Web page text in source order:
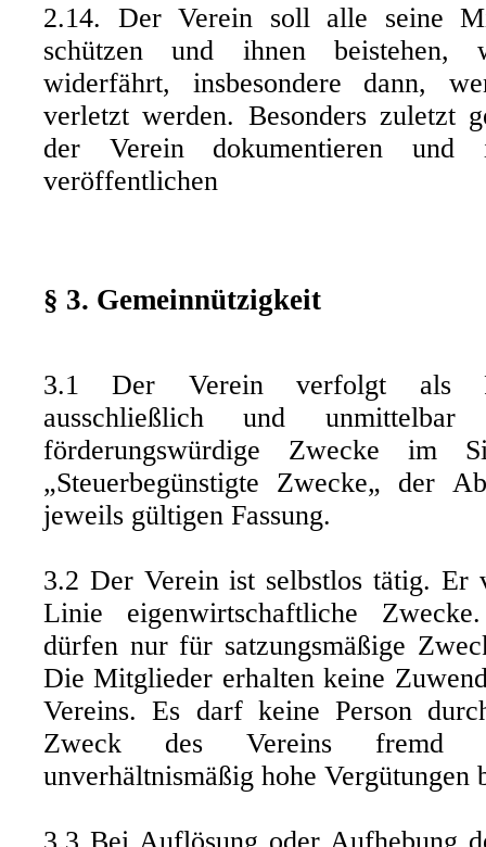
2.14. Der Verein soll alle seine
schützen und ihnen beistehen,
widerfährt, insbesondere dann,
verletzt werden. Besonders zuletzt
der Verein dokumentieren und
veröffentlichen
§ 3. Gemeinnützigkeit
3.1 Der Verein verfolgt als
ausschließlich und unmittelbar
förderungswürdige Zwecke im
„Steuerbegünstigte Zwecke„ der
jeweils gültigen Fassung.
3.2 Der Verein ist selbstlos tätig. Er
Linie eigenwirtschaftliche
dürfen nur für satzungsmäßige
Die Mitglieder erhalten keine
Vereins. Es darf keine Person
Zweck des Vereins fremd
unverhältnismäßig hohe Vergütungen